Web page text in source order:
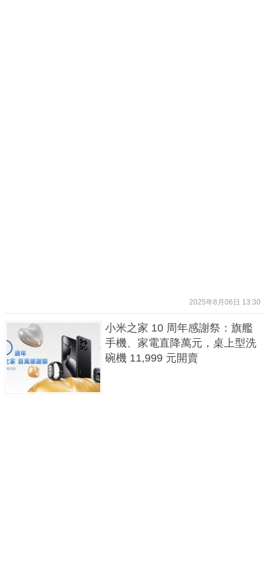
2025年8月06日 13:30
小米之家 10 周年感謝祭：旗艦
手機、家電直降萬元，桌上型洗
碗機 11,999 元開賣